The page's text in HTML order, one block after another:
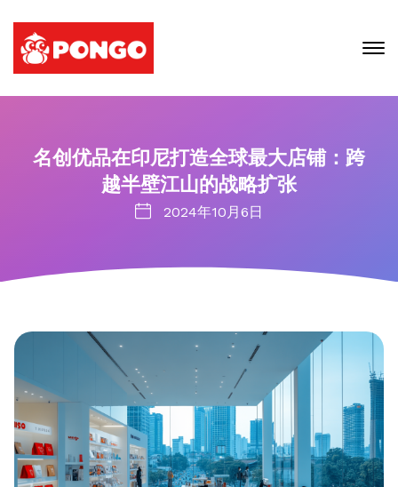
名创优品在印尼打造全球最大店铺：跨
越半壁江山的战略扩张
2024年10月6日